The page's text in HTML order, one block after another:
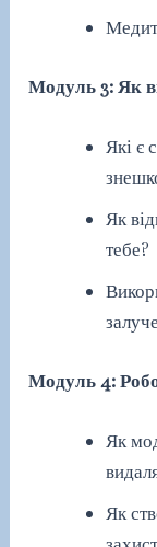
Модуль 3: Як
Які є
Як
тебе?
Модуль 4:
Як
Як